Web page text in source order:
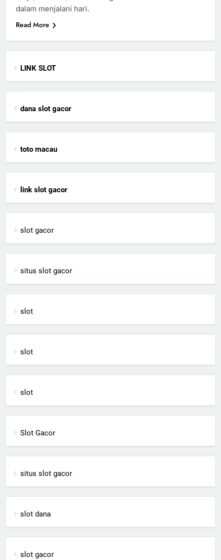
dalam menjalani hari.
Read More
LINK SLOT
dana slot gacor
toto macau
link slot gacor
slot gacor
situs slot gacor
slot
slot
slot
Slot Gacor
situs slot gacor
slot dana
slot gacor